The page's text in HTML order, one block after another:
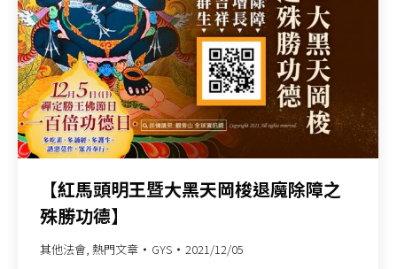
【紅馬頭明王暨大黑天岡梭退魔除障之
殊勝功德】
其他法會, 熱門文章 GYS 2021/12/05